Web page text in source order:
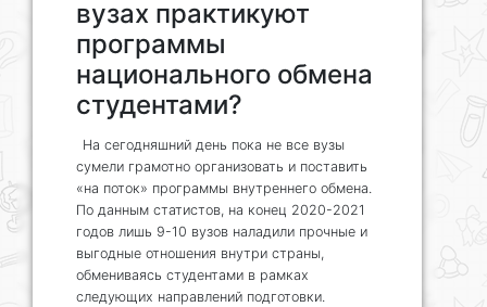
вузах практикуют
программы
национального обмена
студентами?
На сегодняшний день пока не все вузы
сумели грамотно организовать и поставить
«на поток» программы внутреннего обмена.
По данным статистов, на конец 2020-2021
годов лишь 9-10 вузов наладили прочные и
выгодные отношения внутри страны,
обмениваясь студентами в рамках
следующих направлений подготовки.